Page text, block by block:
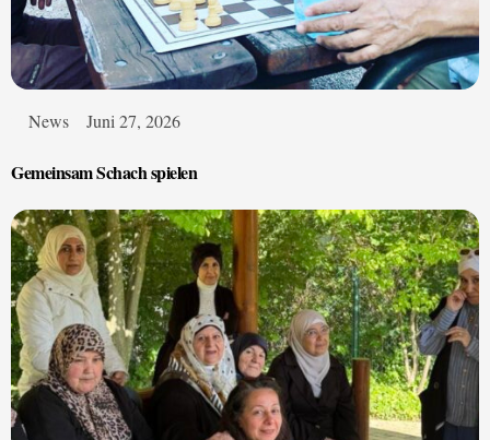
News Juni 27, 2026
Gemeinsam Schach spielen